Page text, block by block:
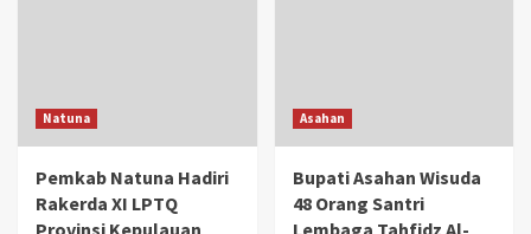
Natuna
Pemkab Natuna Hadiri
Rakerda XI LPTQ
Provinsi Kepulauan
Asahan
Bupati Asahan Wisuda
48 Orang Santri
Lembaga Tahfidz Al-